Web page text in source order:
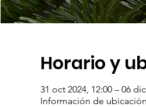
Horario y
31 oct 2024, 12:00 – 06
Información de